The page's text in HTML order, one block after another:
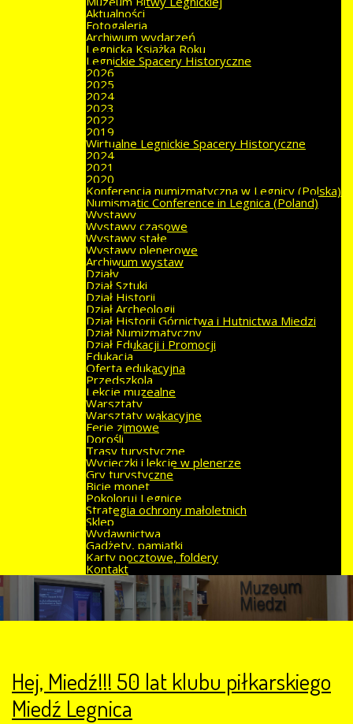
Aktualności
Fotogaleria
Archiwum wydarzeń
Legnicka Książka Roku
Legnickie Spacery Historyczne
2026
2025
2024
2023
2022
2019
Wirtualne Legnickie Spacery Historyczne
2024
2021
2020
Konferencja numizmatyczna w Legnicy (Polska)
Numismatic Conference in Legnica (Poland)
Wystawy
Wystawy czasowe
Wystawy stałe
Wystawy plenerowe
Archiwum wystaw
Działy
Dział Sztuki
Dział Historii
Dział Archeologii
Dział Historii Górnictwa i Hutnictwa Miedzi
Dział Numizmatyczny
Dział Edukacji i Promocji
Edukacja
Oferta edukacyjna
Przedszkola
Lekcje muzealne
Warsztaty
Warsztaty wakacyjne
Ferie zimowe
Dorośli
Trasy turystyczne
Wycieczki i lekcje w plenerze
Gry turystyczne
Bicie monet
Pokoloruj Legnicę
Strategia ochrony małoletnich
Sklep
Wydawnictwa
Gadżety, pamiątki
Karty pocztowe, foldery
Kontakt
Hej, Miedź!!! 50 lat klubu piłkarskiego
Miedź Legnica